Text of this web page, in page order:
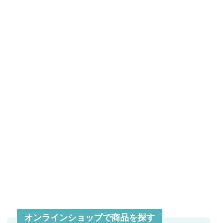
オンラインショップで商品を探す